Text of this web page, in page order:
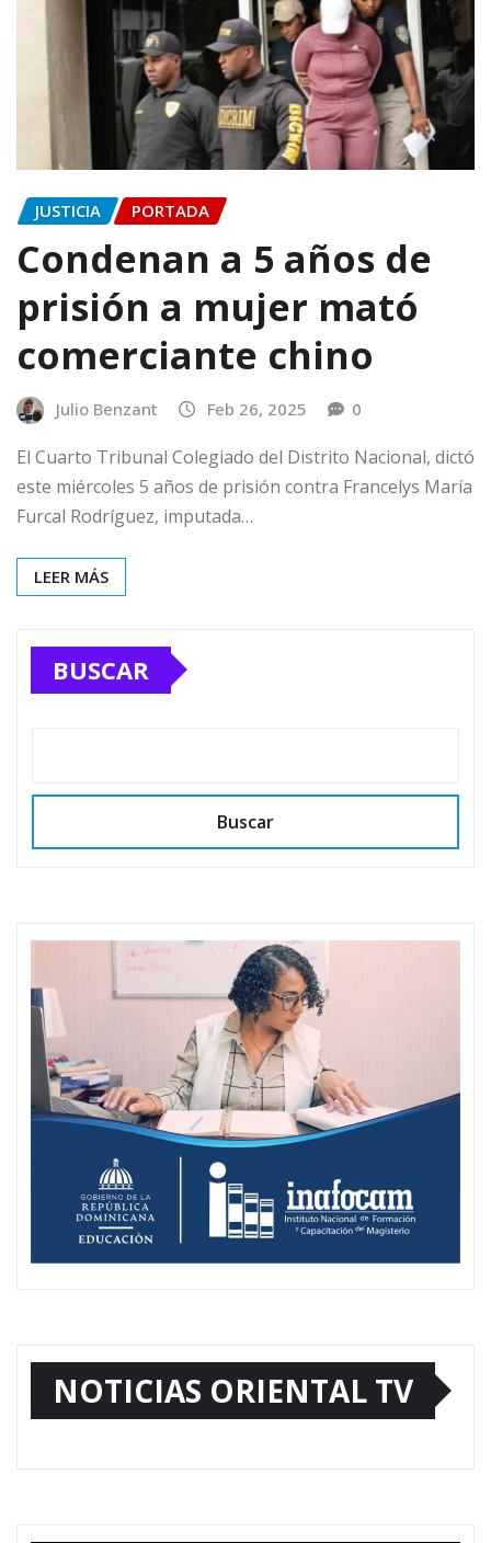
JUSTICIA PORTADA
Condenan a 5 años de
prisión a mujer mató
comerciante chino
Julio Benzant Feb 26, 2025 0
El Cuarto Tribunal Colegiado del Distrito Nacional, dictó
este miércoles 5 años de prisión contra Francelys María
Furcal Rodríguez, imputada…
LEER MÁS
BUSCAR
Buscar
NOTICIAS ORIENTAL TV